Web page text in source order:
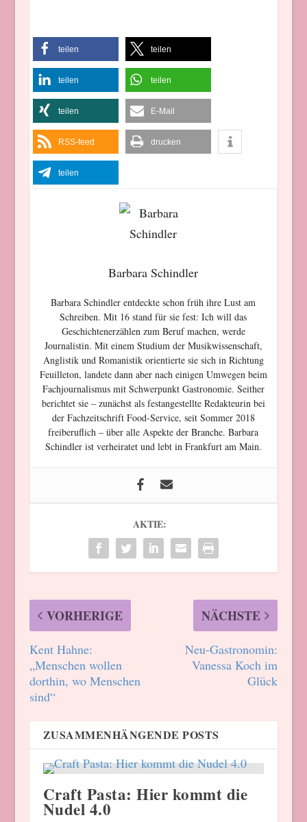
teilen teilen
teilen teilen
teilen E-Mail
RSS-feed drucken
teilen
Barbara Schindler
Barbara Schindler entdeckte schon früh ihre Lust am
Schreiben. Mit 16 stand für sie fest: Ich will das
Geschichtenerzählen zum Beruf machen, werde
Journalistin. Mit einem Studium der Musikwissenschaft,
Anglistik und Romanistik orientierte sie sich in Richtung
Feuilleton, landete dann aber nach einigen Umwegen beim
Fachjournalismus mit Schwerpunkt Gastronomie. Seither
berichtet sie – zunächst als festangestellte Redakteurin bei
der Fachzeitschrift Food-Service, seit Sommer 2018
freiberuflich – über alle Aspekte der Branche. Barbara
Schindler ist verheiratet und lebt in Frankfurt am Main.
AKTIE:
VORHERIGE
Kent Hahne:
„Menschen wollen
dorthin, wo Menschen
sind“
NÄCHSTE
Neu-Gastronomin:
Vanessa Koch im
Glück
ZUSAMMENHÄNGENDE POSTS
Craft Pasta: Hier kommt die
Nudel 4.0